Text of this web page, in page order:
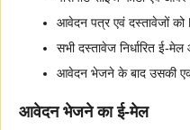
आवेदन पत्र एवं दस्तावेजों
सभी दस्तावेज निर्धारित ई-
आवेदन भेजने के बाद उसकी एक
आवेदन भेजने का ई-मेल